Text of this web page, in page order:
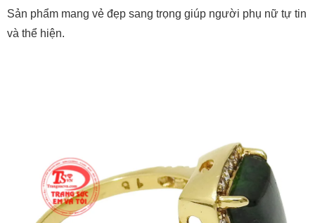
Sản phẩm mang vẻ đẹp sang trọng giúp người phụ nữ tự tin
và thể hiện.